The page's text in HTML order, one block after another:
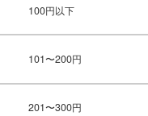
100円以下
101〜200円
201〜300円